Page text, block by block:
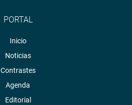
PORTAL
Inicio
Noticias
Contrastes
Agenda
Editorial